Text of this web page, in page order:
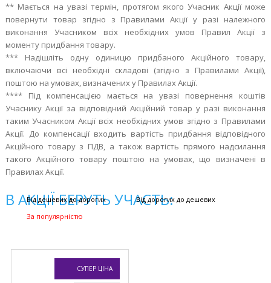
** Мається на увазі термін, протягом якого Учасник Акції може
повернути товар згідно з Правилами Акції у разі належного
виконання Учасником всіх необхідних умов Правил Акції з
моменту придбання товару.
*** Надішліть одну одиницю придбаного Акційного товару,
включаючи всі необхідні складові (згідно з Правилами Акції),
поштою на умовах, визначених у Правилах Акції.
**** Під компенсацією мається на увазі повернення коштів
Учаснику Акції за відповідний Акційний товар у разі виконання
таким Учасником Акції всіх необхідних умов згідно з Правилами
Акції. До компенсації входить вартість придбання відповідного
Акційного товару з ПДВ, а також вартість прямого надсилання
такого Акційного товару поштою на умовах, що визначені в
Правилах Акції.
В АКЦІЇ БЕРУТЬ УЧАСТЬ:
Від дешевих до дорогих
Від дорогих до дешевих
За популярністю
СУПЕР ЦІНА